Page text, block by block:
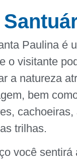
Paulina é
o visitante
a natureza
bem
cachoeiras,
trilhas.
você sentirá